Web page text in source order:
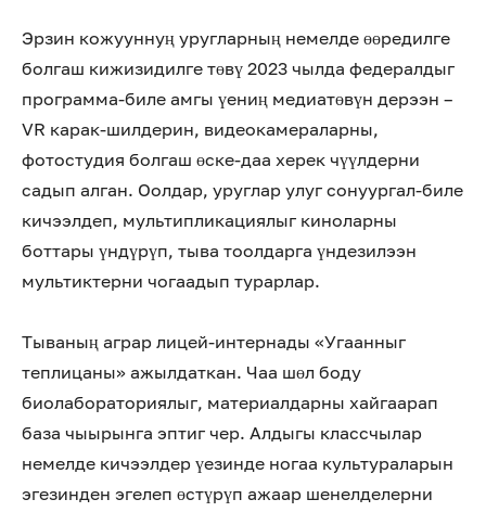
Эрзин кожууннуң уругларның немелде өөредилге
болгаш кижизидилге төвү 2023 чылда федералдыг
программа-биле амгы үениң медиатөвүн дерээн –
VR карак-шилдерин, видеокамераларны,
фотостудия болгаш өске-даа херек чүүлдерни
садып алган. Оолдар, уруглар улуг сонуургал-биле
кичээлдеп, мультипликациялыг киноларны
боттары үндүрүп, тыва тоолдарга үндезилээн
мультиктерни чогаадып турарлар.
Тываның аграр лицей-интернады «Угаанныг
теплицаны» ажылдаткан. Чаа шөл боду
биолабораториялыг, материалдарны хайгаарап
база чыырынга эптиг чер. Алдыгы классчылар
немелде кичээлдер үезинде ногаа культураларын
эгезинден эгелеп өстүрүп ажаар шенелделерни